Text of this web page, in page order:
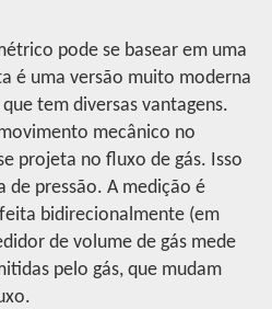
corrosivos
pode se basear em uma
é uma versão muito moderna
tem diversas vantagens.
mecânico no
projeta no fluxo de gás. Isso
de pressão. A medição é
bidirecionalmente (em
de volume de gás mede
pelo gás, que mudam